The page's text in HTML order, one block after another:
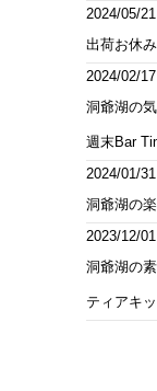
2024/05/21
出荷お休
2024/02/17
洞爺湖の
週末Bar
2024/01/31
洞爺湖の
2023/12/01
洞爺湖の
ティアキ